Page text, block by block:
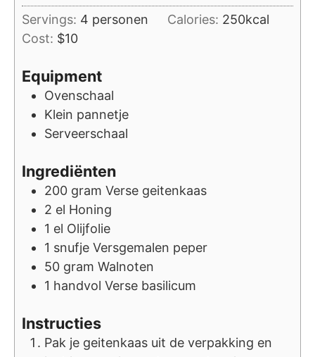
Servings: 4 personen Calories: 250kcal
Cost: $10
Equipment
Ovenschaal
Klein pannetje
Serveerschaal
Ingrediënten
200 gram Verse geitenkaas
2 el Honing
1 el Olijfolie
1 snufje Versgemalen peper
50 gram Walnoten
1 handvol Verse basilicum
Instructies
Pak je geitenkaas uit de verpakking en